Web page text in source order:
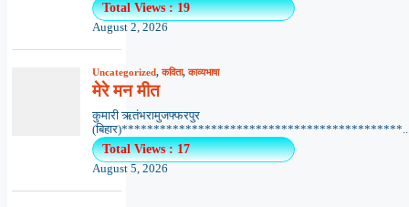
Total Views : 19
August 2, 2026
Uncategorized,कविता,काव्यभाषा
मेरे मन मीत
कुमारी ऋतंभरामुजफ्फरपुर
Total Views : 17
August 5, 2026